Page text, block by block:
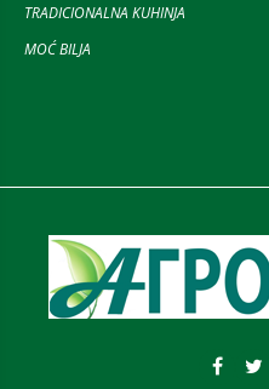
TRADICIONALNA KUHINJA
MOĆ BILJA